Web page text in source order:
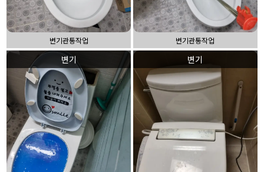
변기관통작업 변기관통작업
변기 변기